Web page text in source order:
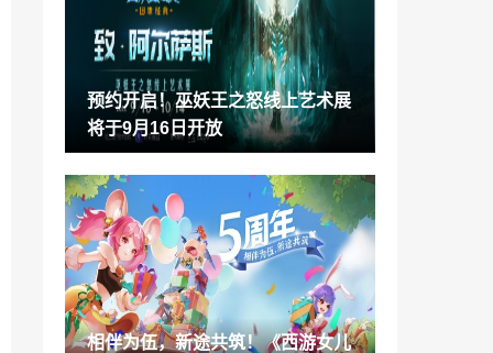
2022-09-10
视觉小说新作《特隆：身份》公布 讲述侦
探故事
2022-09-10
今年你买的阳澄湖大闸蟹可能是假的 蟹还
没长大呢
2022-09-10
《宝可梦GO》开发商AR新作《漫威英雄
世界》公布
2022-09-10
类魂新作《匹诺曹的谎言》再曝31分钟实
机演示视频
2022-09-10
预约开启！巫妖王之怒线上艺术展
将于9月16日开放
相伴为伍，新途共筑！《西游女儿